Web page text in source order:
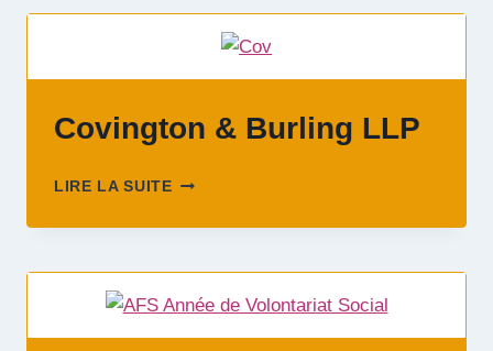
Covington & Burling LLP
LIRE LA SUITECOVINGTON
BURLING